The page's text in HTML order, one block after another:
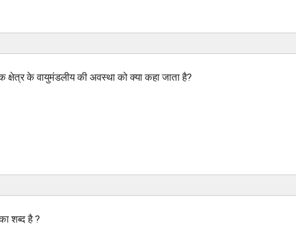
के वायुमंडलीय की अवस्था को क्या कहा जाता है?
शब्द है ?